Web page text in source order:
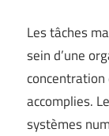
Les tâches
sein d’une
accomplies.
systèmes